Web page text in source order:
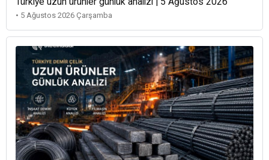
• 5 Ağustos 2026 Çarşamba